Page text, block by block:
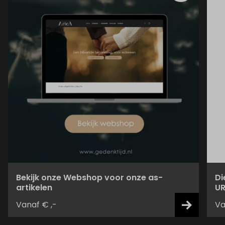
Bekijk onze Webshop voor onze as-
artikelen
Vanaf € ,-